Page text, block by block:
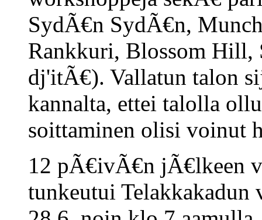
SydÃ€n SydÃ€n,
Rankkuri, Blossom Hill,
dj'itÃ€). Vallatun talon
kannalta, ettei talolla
soittaminen olisi voinut
12 pÃ€ivÃ€n jÃ€lkeen
tunkeutui Telakkakadun